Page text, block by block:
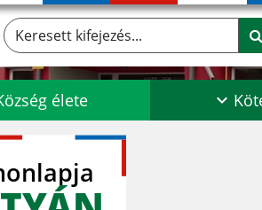
Keresett kifejezés...
élete